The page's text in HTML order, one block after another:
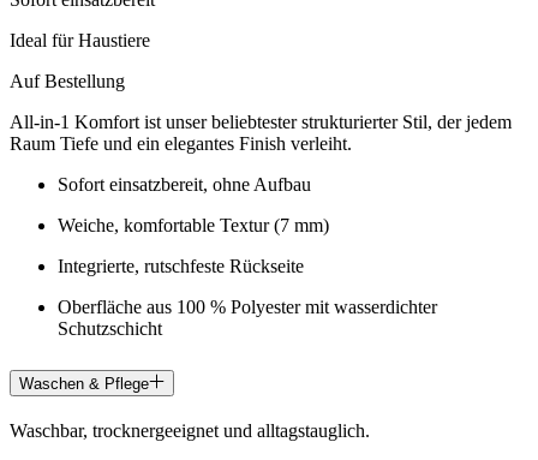
Ideal für Haustiere
Auf Bestellung
All-in-1 Komfort ist unser beliebtester strukturierter Stil, der jedem
Raum Tiefe und ein elegantes Finish verleiht.
Sofort einsatzbereit, ohne Aufbau
Weiche, komfortable Textur (7 mm)
Integrierte, rutschfeste Rückseite
Oberfläche aus 100 % Polyester mit wasserdichter
Schutzschicht
Waschen & Pflege
Waschbar, trocknergeeignet und alltagstauglich.